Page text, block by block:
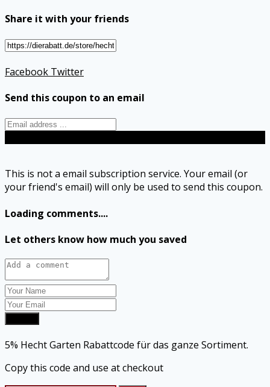
Share it with your friends
Facebook Twitter
Send this coupon to an email
This is not a email subscription service. Your email (or
your friend's email) will only be used to send this coupon.
Loading comments....
Let others know how much you saved
5% Hecht Garten Rabattcode für das ganze Sortiment.
Copy this code and use at checkout